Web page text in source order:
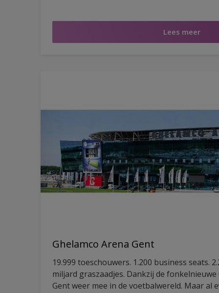
Durbuy, met daarachter de beboste heuvels
Lees meer
Ghelamco Arena Gent
19.999 toeschouwers. 1.200 business seats.
miljard graszaadjes. Dankzij de
Gent weer mee in de voetbalwereld. Maar al